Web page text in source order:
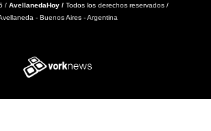
/ AvellanedaHoy /Todos los derechos reservados /
- Buenos Aires - Argentina